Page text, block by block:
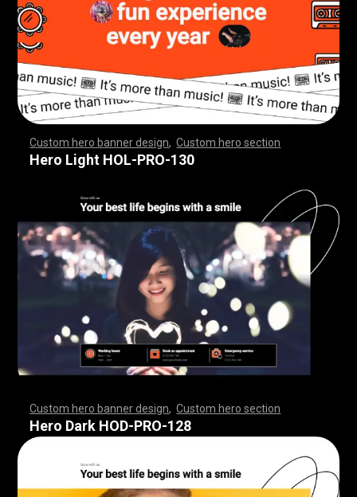
Custom hero banner design ,Custom hero section
,,,,,,,,,,,,,,,,,,,,,,,,,,,,,, ,,,,,,,,,,,,,,,,,,,,,,,
,,,,,,,,,,,,,,,,,,,,,,,,,,,,,, ,,,,,,,,,,,,,,,,,,,,,,
Hero Light HOL-PRO-130
Custom hero banner design ,Custom hero section
,,,,,,,,,,,,,,,,,,,,,,,,,,,,,, ,,,,,,,,,,,,,,,,,,,,,,,
,,,,,,,,,,,,,,,,,,,,,,,,,,,,,, ,,,,,,,,,,,,,,,,,,,,,,
Hero Dark HOD-PRO-128